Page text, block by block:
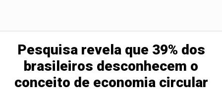
Pesquisa revela que 39% dos
brasileiros desconhecem o
conceito de economia circular